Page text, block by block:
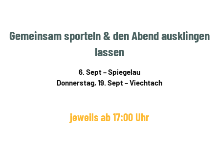
Gemeinsam sporteln & den Abend ausklingen
lassen
6. Sept – Spiegelau
Donnerstag, 19. Sept – Viechtach
jeweils ab 17:00 Uhr